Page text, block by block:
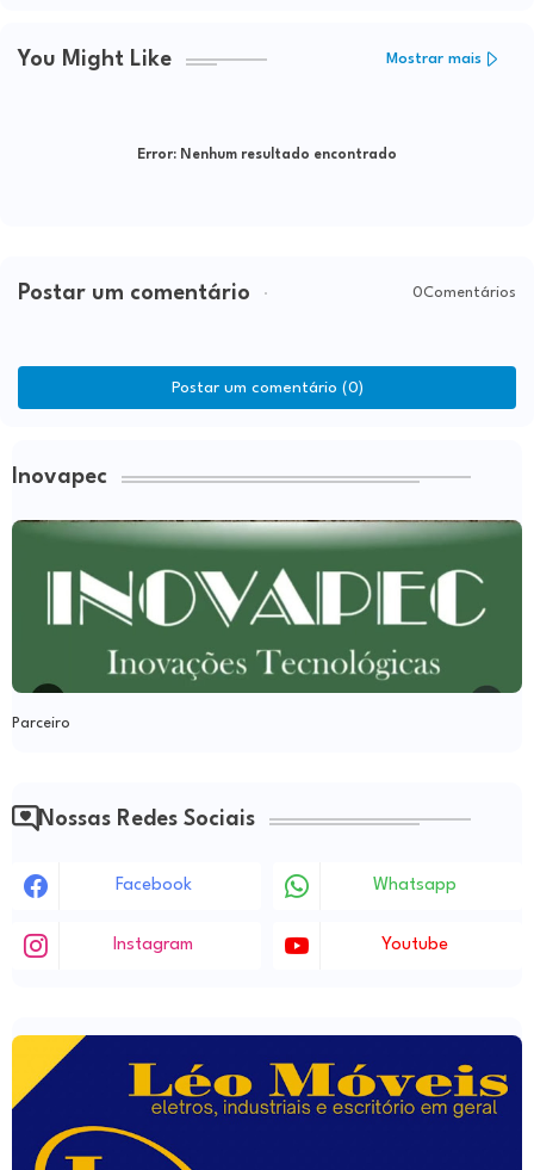
You Might Like Mostrar mais
Error: Nenhum resultado encontrado
Postar um comentário 0Comentários
Postar um comentário (0)
Inovapec
Parceiro
Nossas Redes Sociais
Facebook Whatsapp
Instagram Youtube